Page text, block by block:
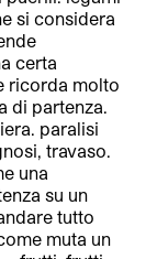
si considera
certa
ricorda molto
di partenza.
paralisi
travaso.
una
su un
tutto
muta un